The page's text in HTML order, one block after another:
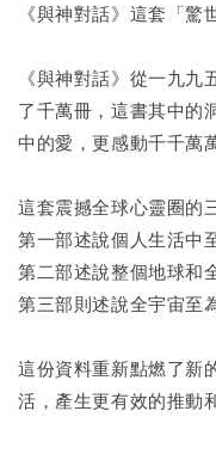
《與神對話》這套「驚
《與神對話》從一九
了千萬冊，這書其中的
中的愛，更感動千千萬
這套震撼全球心靈圈的
第一部述說個人生活中
第二部述說整個地球和
第三部則述說全宇宙至
這份資料重新點燃了新
活，產生更有效的推動